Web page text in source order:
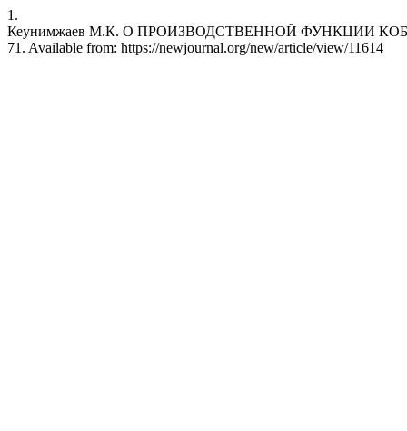
1.
Кеунимжаев М.К. О ПРОИЗВОДСТВЕННОЙ ФУНКЦИИ КОББА-
71. Available from: https://newjournal.org/new/article/view/11614